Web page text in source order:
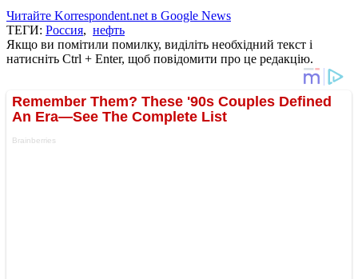
Читайте Korrespondent.net в Google News
ТЕГИ: Россия, нефть
Якщо ви помітили помилку, виділіть необхідний текст і
натисніть Ctrl + Enter, щоб повідомити про це редакцію.